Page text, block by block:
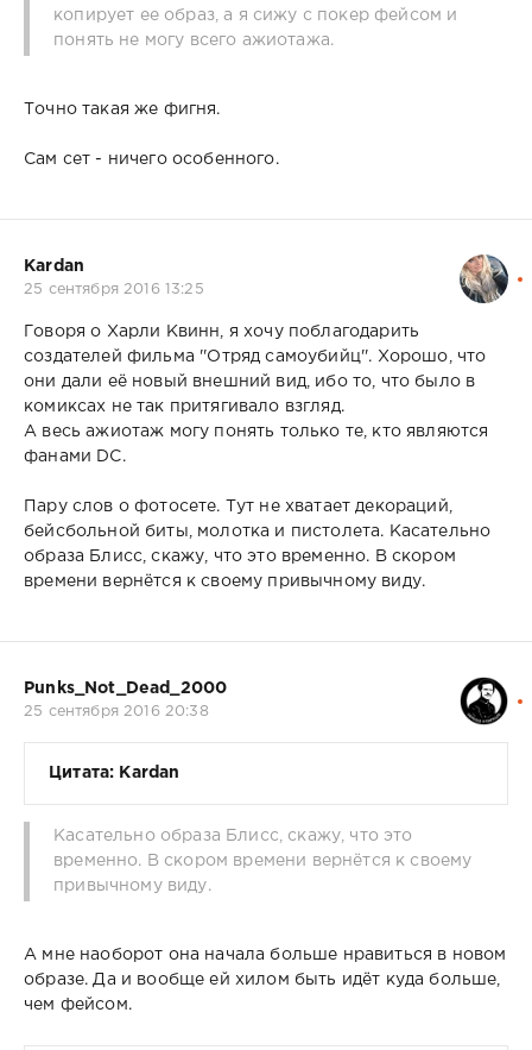
копирует ее образ, а я сижу с покер фейсом и
понять не могу всего ажиотажа.
Точно такая же фигня.
Сам сет - ничего особенного.
Kardan
25 сентября 2016 13:25
Говоря о Харли Квинн, я хочу поблагодарить
создателей фильма ''Отряд самоубийц''. Хорошо, что
они дали её новый внешний вид, ибо то, что было в
комиксах не так притягивало взгляд.
А весь ажиотаж могу понять только те, кто являются
фанами DC.
Пару слов о фотосете. Тут не хватает декораций,
бейсбольной биты, молотка и пистолета. Касательно
образа Блисс, скажу, что это временно. В скором
времени вернётся к своему привычному виду.
Punks_Not_Dead_2000
25 сентября 2016 20:38
Цитата: Kardan
Касательно образа Блисс, скажу, что это
временно. В скором времени вернётся к своему
привычному виду.
А мне наоборот она начала больше нравиться в новом
образе. Да и вообще ей хилом быть идёт куда больше,
чем фейсом.